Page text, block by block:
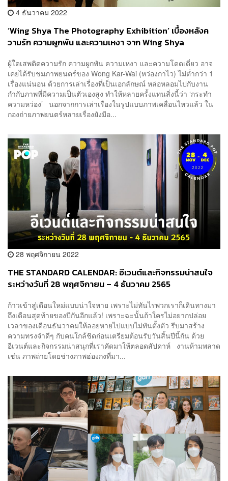
4 ธันวาคม 2022
‘Wing Shya The Photography Exhibition’ เบื้องหลังค
วามรัก ความผูกพัน และความเหงา จาก Wing Shya
ผู้ใดเสพติดความรัก ความผูกพัน ความเหงา และความโดดเดี่ยว อาจ
เคยได้รับชมภาพยนตร์ของ Wong Kar-Wai (หว่องกาไว) ไม่ต่ำกว่า 1
เรื่องแน่นอน ด้วยการเล่าเรื่องที่เป็นเอกลักษณ์ หล่อหลอมไปกับงาน
กำกับภาพที่มีความเป็นตัวเองสูง ทำให้หลายครั้งแทนสิ่งนี้ว่า ‘กระทำ
ความหว่อง’ นอกจากการเล่าเรื่องในรูปแบบภาพเคลื่อนไหวแล้ว ใน
กองถ่ายภาพยนตร์หลายเรื่องยังมีอ...
28 พฤศจิกายน 2022
THE STANDARD CALENDAR: อีเวนต์และกิจกรรมน่าสนใจ
ระหว่างวันที่ 28 พฤศจิกายน – 4 ธันวาคม 2565
ก้าวเข้าสู่เดือนใหม่แบบน่าใจหาย เพราะไม่ทันไรพวกเราก็เดินทางมา
ถึงเดือนสุดท้ายของปีกันอีกแล้ว! เพราะฉะนั้นถ้าใครไม่อยากปล่อย
เวลาของเดือนธันวาคมให้ลอยหายไปแบบไม่ทันตั้งตัว รีบมาสร้าง
ความทรงจำดีๆ กับคนใกล้ชิดก่อนเตรียมต้อนรับวันสิ้นปีนี้กัน ด้วย
อีเวนต์และกิจกรรมน่าสนุกที่เราคัดมาให้ตลอดสัปดาห์ งานห้ามพลาด
เช่น ภาพถ่ายโดยช่างภาพฮ่องกงที่มา...